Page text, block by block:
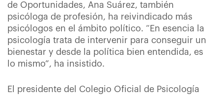
de Oportunidades, Ana Suárez, también
psicóloga de profesión, ha reivindicado más
psicólogos en el ámbito político. “En esencia la
psicología trata de intervenir para conseguir un
bienestar y desde la política bien entendida, es
lo mismo”, ha insistido.
El presidente del Colegio Oficial de Psicología